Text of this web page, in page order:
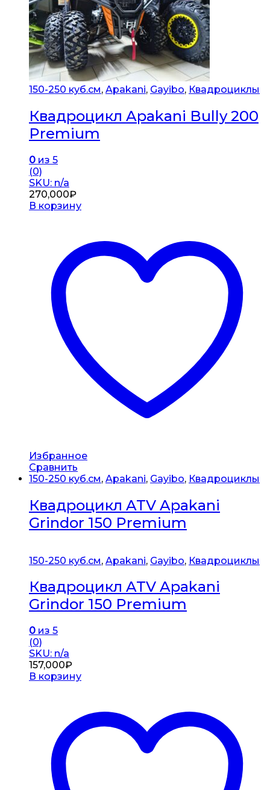
150-250 куб.см, Apakani, Gayibo, Квадроциклы
Квадроцикл Apakani Bully 200
Premium
0 из 5
(0)
SKU: n/a
270,000₽
В корзину
Избранное
Сравнить
150-250 куб.см, Apakani, Gayibo, Квадроциклы
Квадроцикл ATV Apakani
Grindor 150 Premium
150-250 куб.см, Apakani, Gayibo, Квадроциклы
Квадроцикл ATV Apakani
Grindor 150 Premium
0 из 5
(0)
SKU: n/a
157,000₽
В корзину